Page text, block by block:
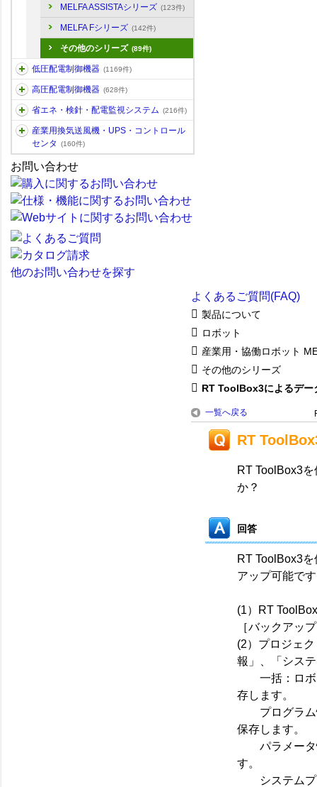
MELFA ASSISTAシリーズ (123件)
MELFA Fシリーズ (142件)
その他のシリーズ (89件)
低圧配電制御機器 (1169件)
高圧配電制御機器 (628件)
省エネ・検針・配電監視システム (216件)
産業用換気送風機・UPS・コントロール
センタ
(160件)
お問い合わせ
他のお問い合わせを探す
よくあるご質問(FAQ)
製品について
ロボット
産業用・協働ロボット
その他のシリーズ
RT ToolBox3によるデー
一覧へ戻る
RT
RT ToolBox3
か？
回答
RT ToolBox3
アップ可能で
(1）RT
［バックアッ
(2）プロジェ
報」、「シス
一括：ロボ
存します。
プログラム
保存します。
パラメータ
す。
システムプ